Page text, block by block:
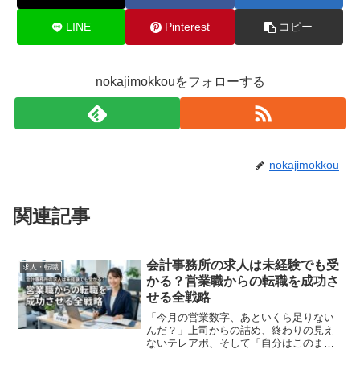
LINE Pinterest コピー
nokajimokkouをフォローする
nokajimokkou
関連記事
求人・転職
会計事務所の求人は未経験でも受
かる？営業職からの転職を成功さ
せる全戦略
「今月の営業数字、あといくら足りない
んだ？」上司からの詰め、終わりの見え
ないテレアポ、そして「自分はこのまま